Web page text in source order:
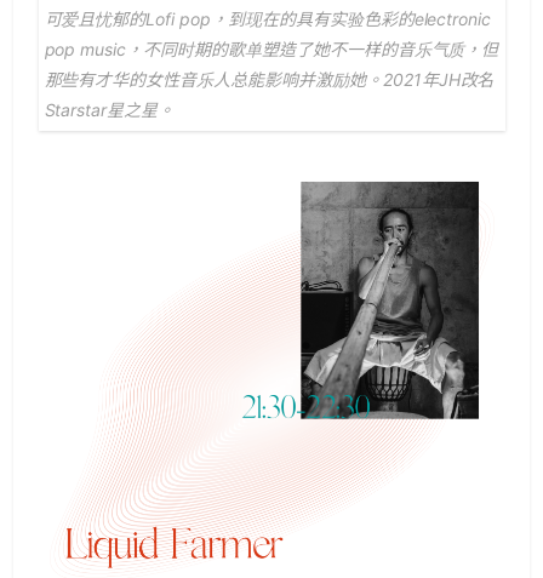
可爱且忧郁的Lofi pop，到现在的具有实验色彩的electronic
pop music，不同时期的歌单塑造了她不一样的音乐气质，但
那些有才华的女性音乐人总能影响并激励她。2021年JH改名
Starstar星之星。